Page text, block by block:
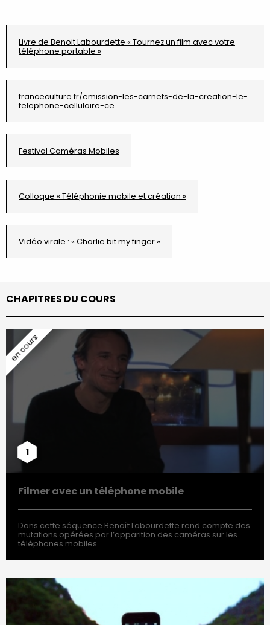
Livre de Benoit Labourdette « Tournez un film avec votre
téléphone portable »
franceculture.fr/emission-les-carnets-de-la-creation-le-
telephone-cellulaire-ce…
Festival Caméras Mobiles
Colloque « Téléphonie mobile et création »
Vidéo virale : « Charlie bit my finger »
CHAPITRES DU COURS
1
Filmer avec un téléphone mobile
Dans cette séquence Benoît Labourdette rend compte des
mutations opérées par l’apparition des caméras sur les
téléphones mobiles.